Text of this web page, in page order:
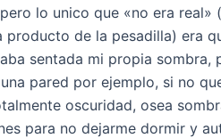
pero lo unico que «no era
producto de la pesadilla) era
sentada mi propia
pared por ejemplo, si no
oscuridad, osea
para no dejarme dormir y